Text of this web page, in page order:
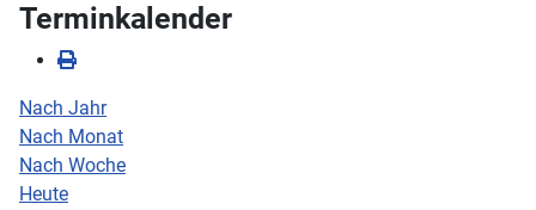
Terminkalender
Nach Jahr
Nach Monat
Nach Woche
Heute